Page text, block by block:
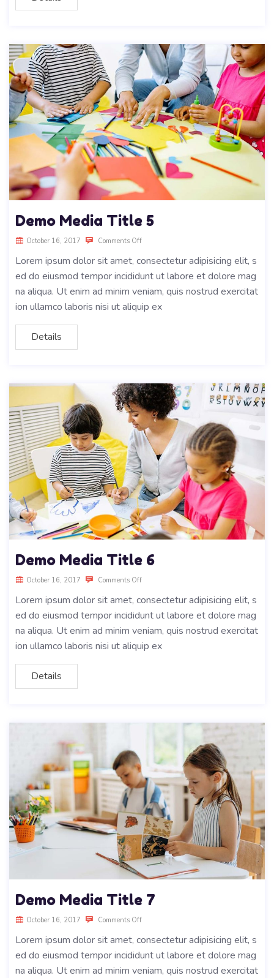
Demo Media Title 5
October 16, 2017 Comments Off
Lorem ipsum dolor sit amet, consectetur adipisicing elit, s
ed do eiusmod tempor incididunt ut labore et dolore mag
na aliqua. Ut enim ad minim veniam, quis nostrud exercitat
ion ullamco laboris nisi ut aliquip ex
Details
Demo Media Title 6
October 16, 2017 Comments Off
Lorem ipsum dolor sit amet, consectetur adipisicing elit, s
ed do eiusmod tempor incididunt ut labore et dolore mag
na aliqua. Ut enim ad minim veniam, quis nostrud exercitat
ion ullamco laboris nisi ut aliquip ex
Details
Demo Media Title 7
October 16, 2017 Comments Off
Lorem ipsum dolor sit amet, consectetur adipisicing elit, s
ed do eiusmod tempor incididunt ut labore et dolore mag
na aliqua. Ut enim ad minim veniam, quis nostrud exercitat